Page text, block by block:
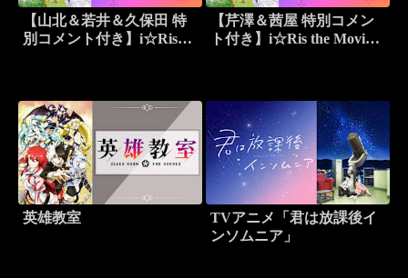
【山北＆若井＆久保田 特
別コメント付き】i☆Ris
【芹澤＆茜屋 特別コメン
ト付き】i☆Ris the Movie –
英雄教室
TVアニメ「君は放課後イ
ンソムニア」